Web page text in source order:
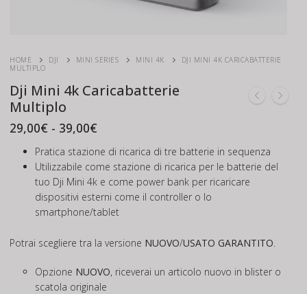
HOME DJI MINI SERIES MINI 4K
DJI MINI 4K CARICABATTERIE
MULTIPLO
Dji Mini 4k Caricabatterie
Multiplo
29,00€ - 39,00€
prezzo:
da
29,00€
a
39,00€
Pratica stazione di ricarica di tre batterie in sequenza
Utilizzabile come stazione di ricarica per le batterie del
tuo Dji Mini 4k e come power bank per ricaricare
dispositivi esterni come il controller o lo
smartphone/tablet
Potrai scegliere tra la versione NUOVO/USATO GARANTITO
Opzione NUOVO, riceverai un articolo nuovo in blister o
scatola originale